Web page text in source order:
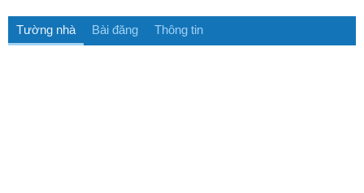
Tường nhà Bài đăng Thông tin